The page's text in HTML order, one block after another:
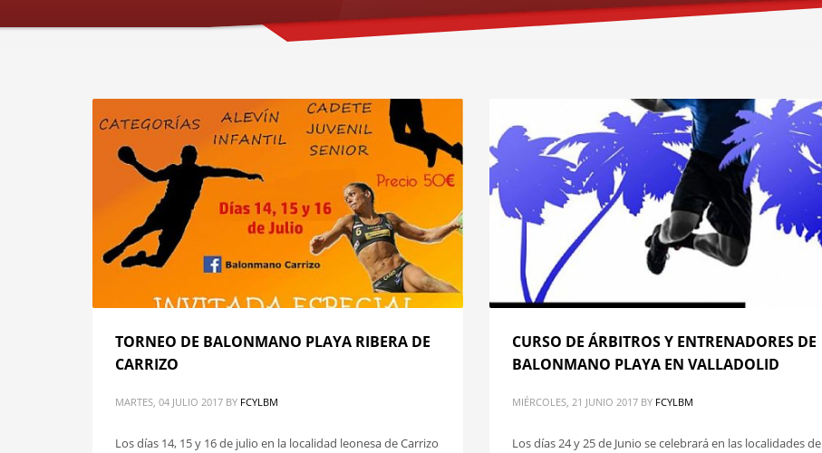
TORNEO DE BALONMANO PLAYA RIBERA DE
CARRIZO
MARTES, 04 JULIO 2017 BY FCYLBM
Los días 14, 15 y 16 de julio en la localidad leonesa de Carrizo
CURSO DE ÁRBITROS Y ENTRENADORES DE
BALONMANO PLAYA EN VALLADOLID
MIÉRCOLES, 21 JUNIO 2017 BY FCYLBM
Los días 24 y 25 de Junio se celebrará en las localidades de